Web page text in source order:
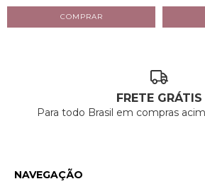
FRETE GRÁTIS
Para todo Brasil em compras
NAVEGAÇÃO